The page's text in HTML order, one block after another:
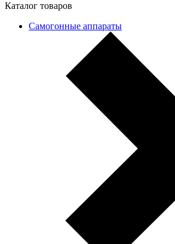
Каталог товаров
Самогонные аппараты